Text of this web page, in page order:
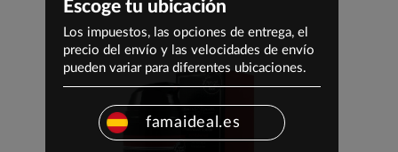
Escoge tu ubicación
Los impuestos, las opciones de entrega, el
precio del envío y las velocidades de envío
pueden variar para diferentes ubicaciones.
famaideal.es